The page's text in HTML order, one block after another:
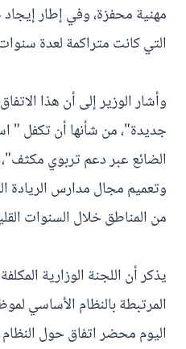
مهنية محفزة، وفي إطار
التي كانت متراكمة لعدة
وأشار الوزير إلى أن هذا
جديدة"، من شأنها أن تكفل "
الضائع عبر دعم تربوي
وتعميم مجال مدارس الريادة
من المناطق خلال السنوات
يذكر أن اللجنة الوزارية
المرتبطة بالنظام الأساسي
اليوم محضر اتفاق حول